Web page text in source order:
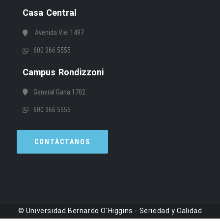
Casa Central
Avenida Viel 1497
600 366 5555
Campus Rondizzoni
General Gana 1702
600 366 5555
CONTÁCTANOS
© Universidad Bernardo O'Higgins - Seriedad y Calidad